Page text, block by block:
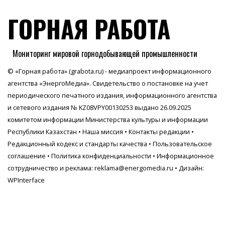
ГОРНАЯ РАБОТА
Мониторинг мировой горнодобывающей промышленности
© «Горная работа» (grabota.ru) - медиапроект информационного
агентства «ЭнергоМедиа». Свидетельство о постановке на учет
периодического печатного издания, информационного агентства
и сетевого издания № KZ08VPY00130253 выдано 26.09.2025
комитетом информации Министерства культуры и информации
Республики Казахстан • Наша миссия • Контакты редакции •
Редакционный кодекс и стандарты качества • Пользовательское
соглашение • Политика конфиденциальности • Информационное
сотрудничество и реклама: reklama@energomedia.ru • Дизайн:
WPInterface